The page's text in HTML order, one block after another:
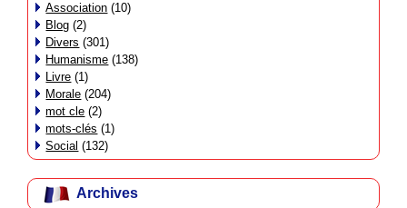
Association (10)
Blog (2)
Divers (301)
Humanisme (138)
Livre (1)
Morale (204)
mot cle (2)
mots-clés (1)
Social (132)
Archives